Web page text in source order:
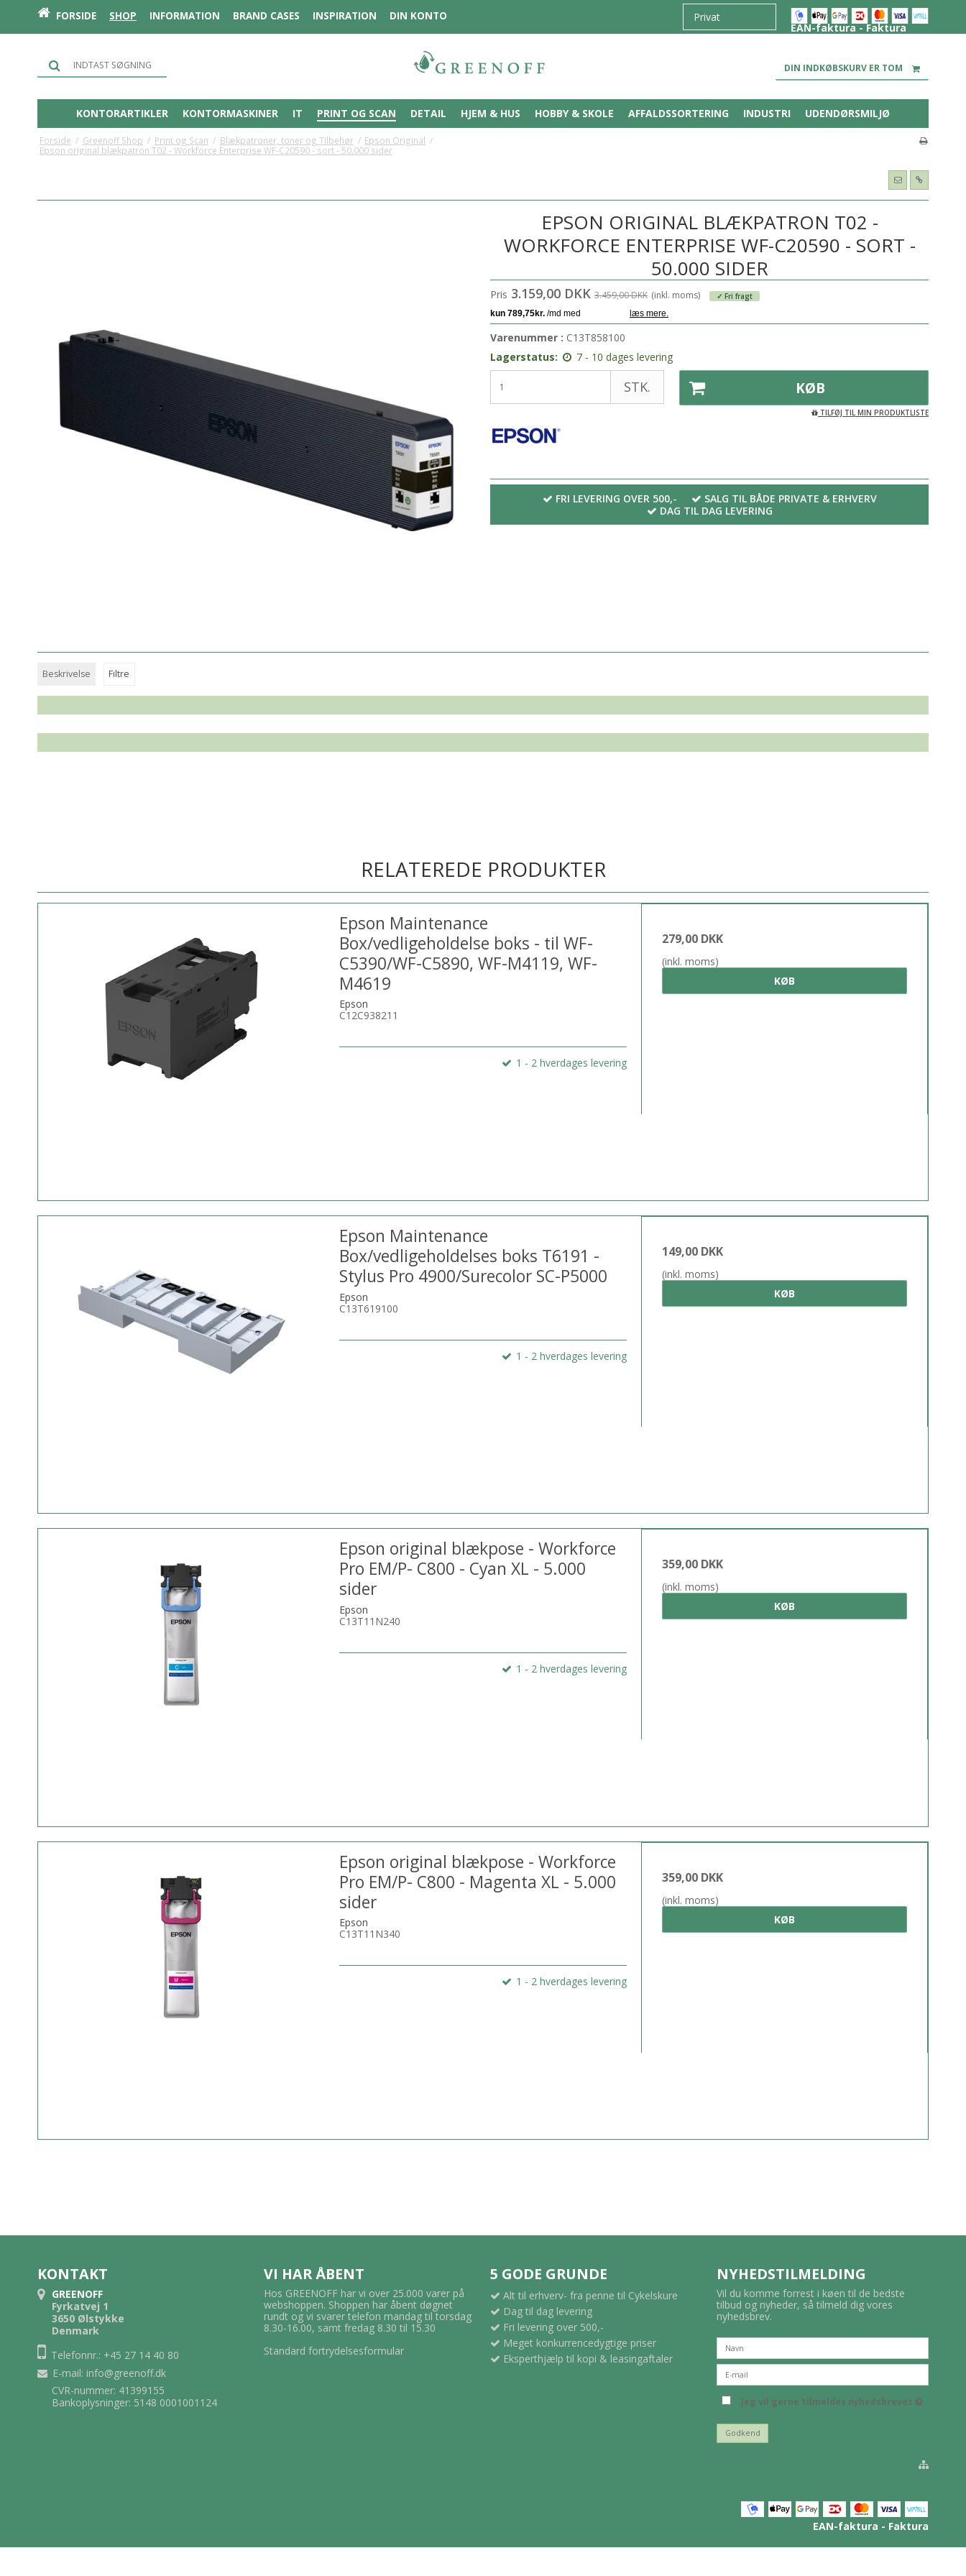
FORSIDE SHOP INFORMATION BRAND CASES INSPIRATION DIN KONTO
EAN-faktura - Faktura
DIN INDKØBSKURV ER TOM
KONTORARTIKLER KONTORMASKINER IT PRINT OG SCAN DETAIL HJEM & HUS HOBBY & SKOLE AFFALDSSORTERING INDUSTRI UDENDØRSMILJØ
Forside / Greenoff Shop / Print og Scan / Blækpatroner, toner og Tilbehør / Epson Original /
Epson original blækpatron T02 - Workforce Enterprise WF-C20590 - sort - 50.000 sider
EPSON ORIGINAL BLÆKPATRON T02 -
WORKFORCE ENTERPRISE WF-C20590 - SORT -
50.000 SIDER
Pris 3.159,00 DKK 3.459,00 DKK (inkl. moms) ✓ Fri fragt
Varenummer : C13T858100
Lagerstatus:
7 - 10 dages levering
STK. KØB
TILFØJ TIL MIN PRODUKTLISTE
FRI LEVERING OVER 500,-
SALG TIL BÅDE PRIVATE & ERHVERV
DAG TIL DAG LEVERING
Beskrivelse Filtre
RELATEREDE PRODUKTER
Epson Maintenance
Box/vedligeholdelse boks - til WF-
C5390/WF-C5890, WF-M4119, WF-
M4619
Epson
C12C938211
1 - 2 hverdages levering
279,00 DKK
(inkl. moms)
KØB
Epson Maintenance
Box/vedligeholdelses boks T6191 -
Stylus Pro 4900/Surecolor SC-P5000
Epson
C13T619100
1 - 2 hverdages levering
149,00 DKK
(inkl. moms)
KØB
Epson original blækpose - Workforce
Pro EM/P- C800 - Cyan XL - 5.000
sider
Epson
C13T11N240
1 - 2 hverdages levering
359,00 DKK
(inkl. moms)
KØB
Epson original blækpose - Workforce
Pro EM/P- C800 - Magenta XL - 5.000
sider
Epson
C13T11N340
1 - 2 hverdages levering
359,00 DKK
(inkl. moms)
KØB
KONTAKT
GREENOFF
Fyrkatvej 1
3650 Ølstykke
Denmark
Telefonnr.: +45 27 14 40 80
E-mail: info@greenoff.dk
CVR-nummer: 41399155
Bankoplysninger: 5148 0001001124
VI HAR ÅBENT
Hos GREENOFF har vi over 25.000 varer på
webshoppen. Shoppen har åbent døgnet
rundt og vi svarer telefon mandag til torsdag
8.30-16.00, samt fredag 8.30 til 15.30
Standard fortrydelsesformular
5 GODE GRUNDE
Alt til erhverv- fra penne til Cykelskure
Dag til dag levering
Fri levering over 500,-
Meget konkurrencedygtige priser
Eksperthjælp til kopi & leasingaftaler
NYHEDSTILMELDING
Vil du komme forrest i køen til de bedste
tilbud og nyheder, så tilmeld dig vores
nyhedsbrev.
Jeg vil gerne tilmeldes nyhedsbrevet
Godkend
EAN-faktura - Faktura